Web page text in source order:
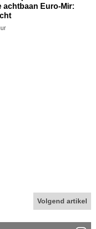
Euro-Mir:
Volgend artikel